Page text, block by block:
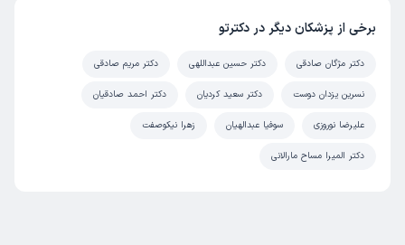
برخی از پزشکان دیگر در دکترتو
دکتر مژگان صادقی دکتر حسین عبداللهی دکتر مریم صادقی
نسرین یزدان دوست دکتر سعید کردیان دکتر احمد صادقیان
علیرضا نوروزی سوفیا عبدالهیان زهرا نیکوصفت
دکتر المیرا مساح مارالانی